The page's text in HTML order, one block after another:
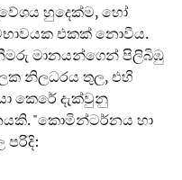
හුදෙක්ම, හෝ
එකක් නොවීය.
මානයන්ගෙන් පිලිබිඹු
නිලධරය තුල, එහි
කෙරේ දැක්වුනු
"කොමින්ටර්නය හා
පරිදි: